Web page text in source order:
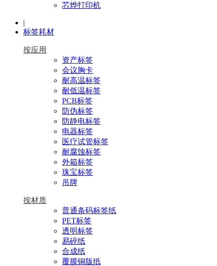
芯烨打印机
|
标签耗材
按应用
资产标签
会议胸卡
耐高温标签
耐低温标签
PCB标签
防伪标签
防静电标签
电器标签
医疗试管标签
耐腐蚀标签
外箱标签
珠宝标签
吊牌
按材质
普通条码标签纸
PET标签
透明标签
易碎纸
合成纸
覆膜铜版纸